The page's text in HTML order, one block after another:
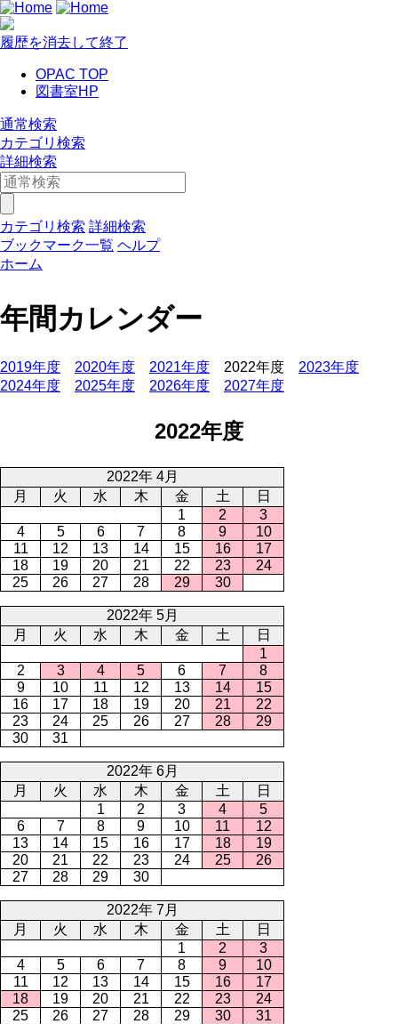
履歴を消去して終了
OPAC TOP
図書室HP
通常検索
カテゴリ検索
詳細検索
カテゴリ検索 詳細検索
ブックマーク一覧 ヘルプ
ホーム
年間カレンダー
2019年度 2020年度 2021年度 2022年度
2023年度
2024年度
2025年度 2026年度 2027年度
2022年度
2022年 4月
月
火 水 木 金 土
日
1
2
3
4
5 6 7 8 9
10
11
12 13 14 15 16
17
18
19 20 21 22 23
24
25
26 27 28 29 30
2022年 5月
月
火 水 木 金 土
日
1
2
3 4 5 6 7
8
9
10 11 12 13 14
15
16
17 18 19 20 21
22
23
24 25 26 27 28
29
30
31
2022年 6月
月
火 水 木 金 土
日
1
2 3 4
5
6
7 8 9 10 11
12
13
14 15 16 17 18
19
20
21 22 23 24 25
26
27
28 29 30
2022年 7月
月
火 水 木 金 土
日
1
2
3
4
5 6 7 8 9
10
11
12 13 14 15 16
17
18
19 20 21 22 23
24
25
26 27 28 29 30 31